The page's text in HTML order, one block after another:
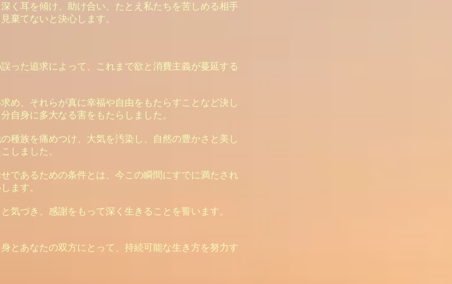
く耳を傾け、助け合い、たとえ私たちを苦しめる相手
棄てないと決心します。
った追求によって、これまで欲と消費主義が蔓延する
め、それらが真に幸福や自由をもたらすことなど決し
自身に多大なる害をもたらしました。
種族を痛めつけ、大気を汚染し、自然の豊かさと美し
しました。
であるための条件とは、今この瞬間にすでに満たされ
ます。
気づき、感謝をもって深く生きることを誓います。
とあなたの双方にとって、持続可能な生き方を努力す